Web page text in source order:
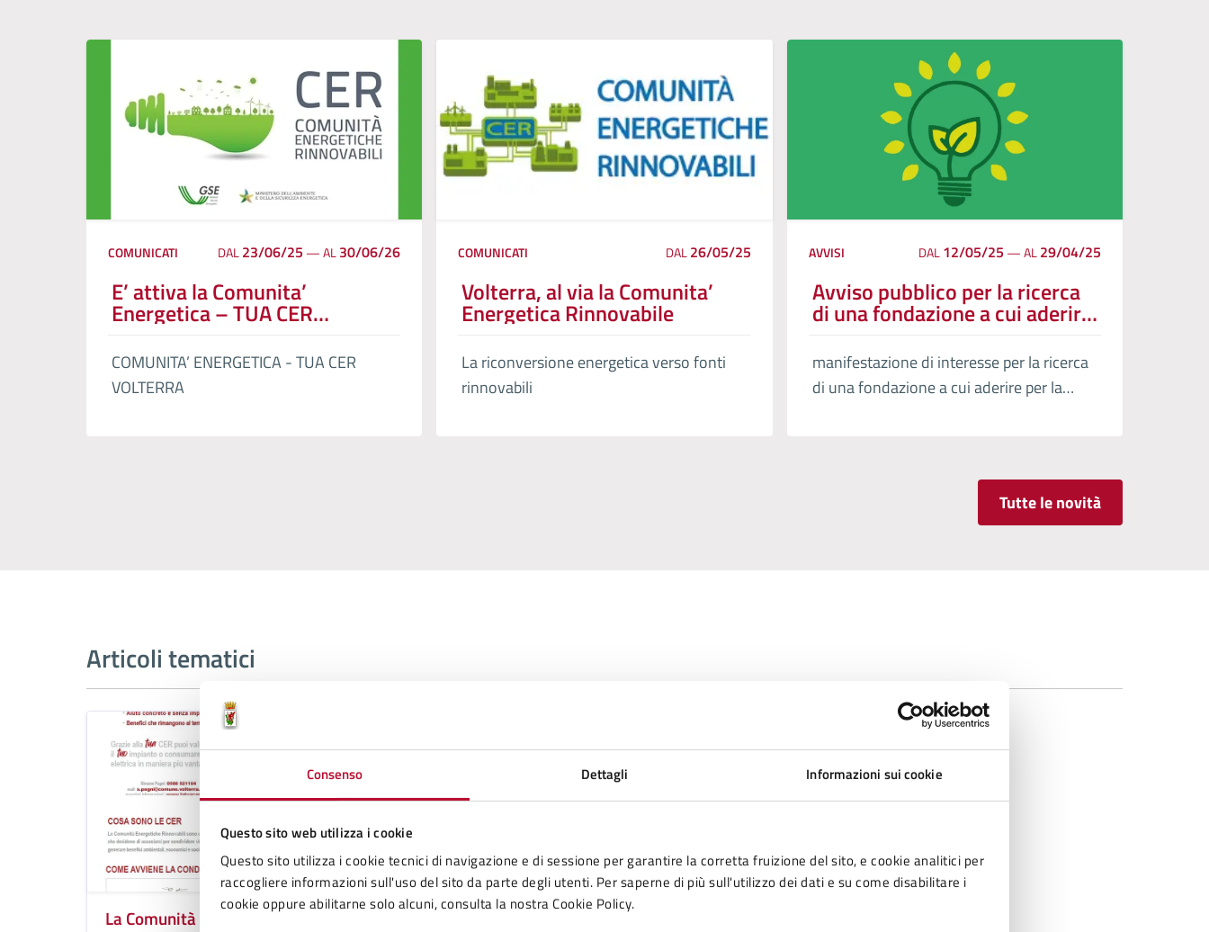
Consenso Dettagli Informazioni sui cookie
Questo sito web utilizza i cookie
Questo sito utilizza i cookie tecnici di navigazione e di sessione per garantire la corretta fruizione del sito, e cookie analitici per
raccogliere informazioni sull'uso del sito da parte degli utenti. Per saperne di più sull'utilizzo dei dati e su come disabilitare i
cookie oppure abilitarne solo alcuni, consulta la nostra Cookie Policy.
COMUNICATI DAL23/06/25 —AL30/06/26
E’ attiva la Comunita’
Energetica – TUA CER
VOLTERRA
COMUNITA’ ENERGETICA - TUA CER
VOLTERRA
COMUNICATI DAL26/05/25
Volterra, al via la Comunita’
Energetica Rinnovabile
La riconversione energetica verso fonti
rinnovabili
AVVISI DAL12/05/25 —AL29/04/25
Avviso pubblico per la ricerca
di una fondazione a cui aderire
di una comunita’ energetica
rinnovabile – esito
manifestazione di interesse per la ricerca
di una fondazione a cui aderire per la
Tutte le novità
Articoli tematici
La Comunità Energetica di Volterra PERMESSI RESIDENTI VOLTERRA “RV”